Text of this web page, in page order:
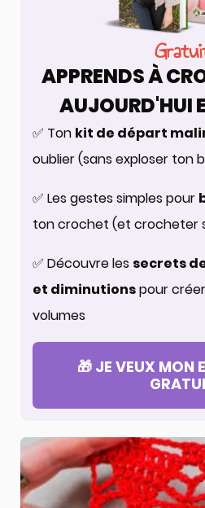
APPRENDS À
AUJOURD'HUI
✅ Ton kit de départ
oublier (sans exploser ton
✅ Les gestes simples pour
ton crochet (et crocheter
✅ Découvre les secrets
et diminutionspour
volumes
🎁 JE VEUX MON